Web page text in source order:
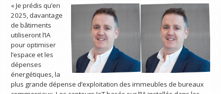
« Je prédis qu’en
2025, davantage
de bâtiments
utiliseront l’IA
pour optimiser
l’espace et les
dépenses
énergétiques, la
plus grande dépense d’exploitation des immeubles de bureaux